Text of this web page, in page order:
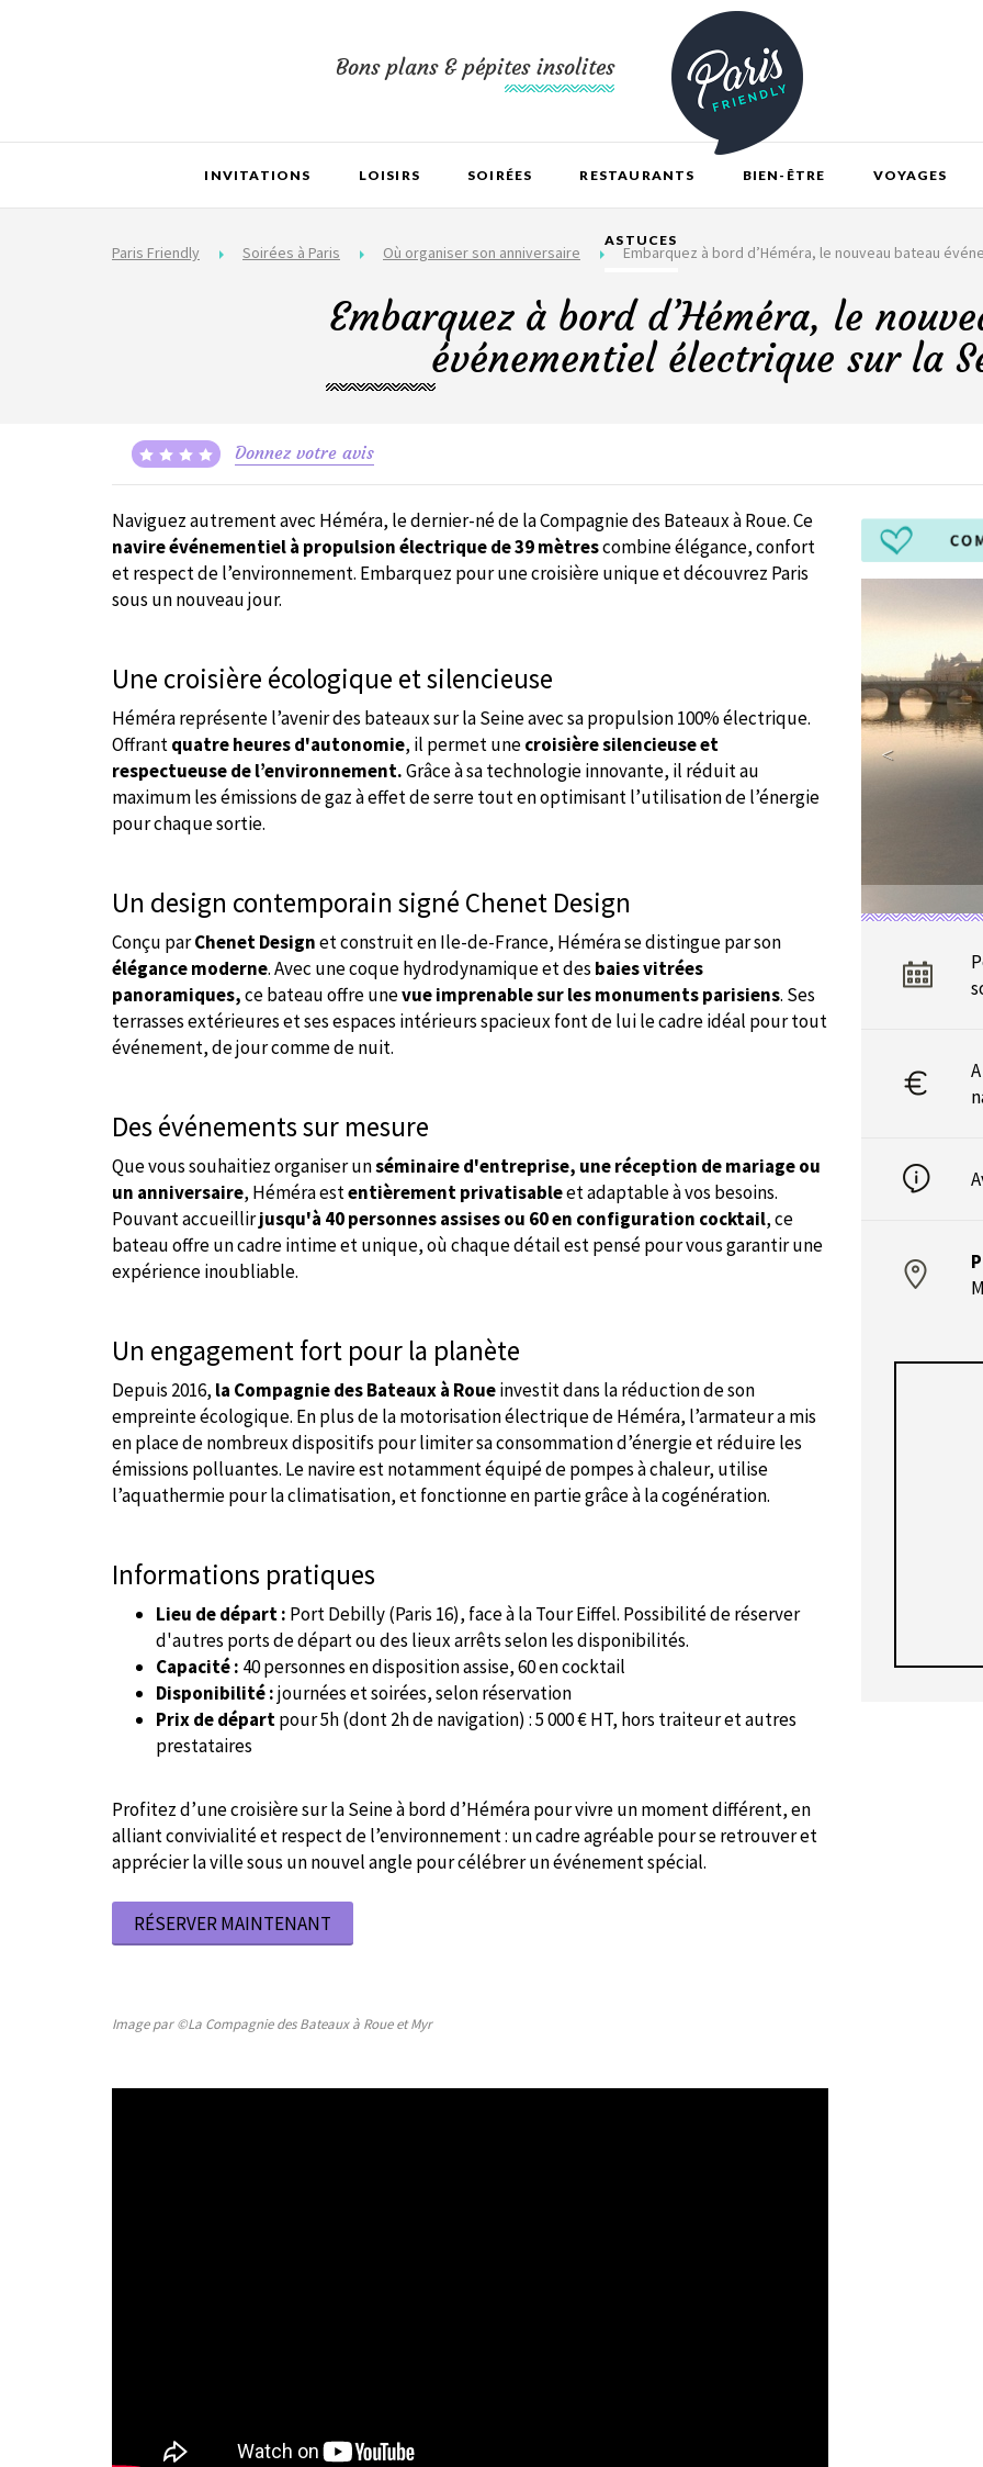
Bons plans & pépites insolites
INVITATIONS LOISIRS SOIRÉES RESTAURANTS BIEN-ÊTRE VOYAGES
ASTUCES
Paris Friendly Soirées à Paris Où organiser son anniversaire Embarquez à bord d’Héméra, le nouveau bateau
Embarquez à bord d’Héméra, le
événementiel électrique sur la
Donnez votre avis
Naviguez autrement avec Héméra, le dernier-né de la Compagnie des Bateaux à Roue. Ce
navire événementiel à propulsion électrique de 39 mètrescombine élégance, confort
et respect de l’environnement. Embarquez pour une croisière unique et découvrez Paris
sous un nouveau jour.
Une croisière écologique et silencieuse
Héméra représente l’avenir des bateaux sur la Seine avec sa propulsion 100% électrique.
Offrantquatre heures d'autonomie, il permet unecroisière silencieuse et
respectueuse de l’environnement.Grâce à sa technologie innovante, il réduit au
maximum les émissions de gaz à effet de serre tout en optimisant l’utilisation de l’énergie
pour chaque sortie.
Un design contemporain signé Chenet Design
Conçu parChenet Designet construit en Ile-de-France, Héméra se distingue par son
élégance moderne. Avec une coque hydrodynamique et des baies vitrées
panoramiques,ce bateau offre unevue imprenable sur les monuments parisiens. Ses
terrasses extérieures et ses espaces intérieurs spacieux font de lui le cadre idéal pour tout
événement, de jour comme de nuit.
Des événements sur mesure
Que vous souhaitiez organiser unséminaire d'entreprise, une réception de mariage ou
un anniversaire, Héméra estentièrement privatisableet adaptable à vos besoins.
Pouvant accueillirjusqu'à 40 personnes assises ou 60 en configuration cocktail, ce
bateau offre un cadre intime et unique, où chaque détail est pensé pour vous garantir une
expérience inoubliable.
Un engagement fort pour la planète
Depuis 2016, la Compagnie des Bateaux à Roueinvestit dans la réduction de son
empreinte écologique. En plus de la motorisation électrique de Héméra, l’armateur a mis
en place de nombreux dispositifs pour limiter sa consommation d’énergie et réduire les
émissions polluantes. Le navire est notamment équipé de pompes à chaleur, utilise
l’aquathermie pour la climatisation, et fonctionne en partie grâce à la cogénération.
Informations pratiques
Lieu de départ : Port Debilly (Paris 16), face à la Tour Eiffel. Possibilité de réserver
d'autres ports de départ ou des lieux arrêts selon les disponibilités.
Capacité : 40 personnes en disposition assise, 60 en cocktail
Disponibilité :journées et soirées, selon réservation
Prix de départpour 5h (dont 2h de navigation) : 5 000 € HT, hors traiteur et autres
prestataires
Profitez d’une croisière sur la Seine à bord d’Héméra pour vivre un moment différent, en
alliant convivialité et respect de l’environnement : un cadre agréable pour se retrouver et
apprécier la ville sous un nouvel angle pour célébrer un événement spécial.
RÉSERVER MAINTENANT
Image par ©La Compagnie des Bateaux à Roue et Myr